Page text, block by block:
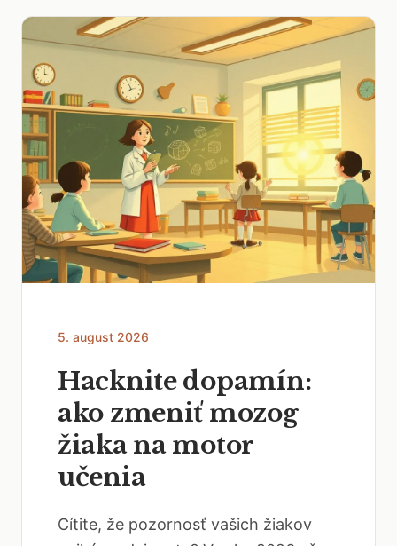
5. august 2026
Hacknite dopamín:
ako zmeniť mozog
žiaka na motor
učenia
Cítite, že pozornosť vašich žiakov